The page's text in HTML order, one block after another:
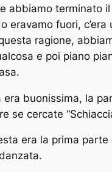
abbiamo terminato
eravamo fuori, c’era
ragione,
e poi piano
era buonissima, la
se cercate
era la prima parte